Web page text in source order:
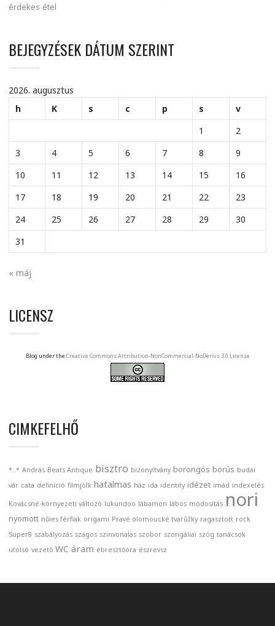
érdekes étel
BEJEGYZÉSEK DÁTUM SZERINT
2026. augusztus
h
K s c p s
v
1
2
3
4 5 6 7 8
9
10
11 12 13 14 15
16
17
18 19 20 21 22
23
24
25 26 27 28 29
30
31
« máj
LICENSZ
Blog under the Creative Commons Attribution-NonCommercial-NoDerivs 3.0 License
CIMKEFELHŐ
*..* András Beats Antique bisztro bizonyítvány borongós borús budai
vár cata definíció filmjölk hatalmas ház ida identity idézet imád indexelés
Kovácsné környezeti változó lukundoo lábamon lábos módosítás nori
nyomott nőies férfiak origami Pravé olomoucké tvarůžky ragasztott rock
Super8 szabályozás szagos szinvonalas szobor szongáliai szög tanácsok
utolsó vezető WC áram ébresztőóra észrevsz